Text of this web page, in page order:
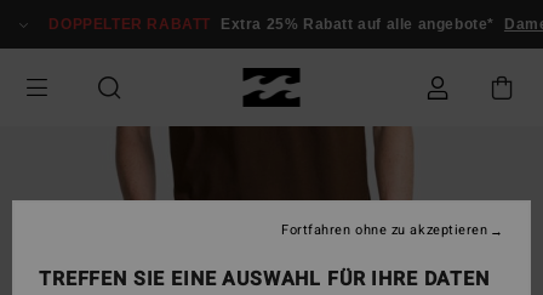
zur
springen
DOPPELTER RABATT Extra 25% Rabatt auf alle angebote* Damen
TREFFEN SIE EINE AUSWAHL FÜR IHRE DATEN
Fortfahren ohne zu akzeptieren